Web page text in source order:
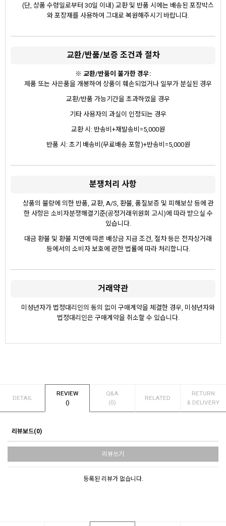
(단, 상품 수령일로부터 30일 이내) 교환 및 반품 시에는 배송된 포장박스
와 포장재를 사용하여 그대로 복원해주시기 바랍니다.
교환/반품/보증 조건과 절차
※ 교환/반품이 불가한 경우:
제품 또는 사은품을 개봉하여 상품이 훼손되었거나 일부가 분실된 경우
교환/반품 가능기간을 초과하였을 경우
기타 사용자의 과실이 인정되는 경우
교환 시: 반송비+재발송비=5,000원
반품 시: 초기 배송비(무료배송 포함)+반송비=5,000원
분쟁처리 사항
상품의 불량에 의한 반품, 교환, A/S, 환불, 품질보증 및 피해보상 등에 관
한 사항은 소비자분쟁해결기준(공정거래위원회 고시)에 따라 받으실 수
있습니다.
대금 환불 및 환불 지연에 따른 배상금 지급 조건, 절차 등은 전자상거래
등에서의 소비자 보호에 관한 법률에 따라 처리합니다.
거래약관
미성년자가 법정대리인의 동의 없이 구매계약을 체결한 경우, 미성년자와
법정대리인은 구매계약을 취소할 수 있습니다.
DETAIL
REVIEW
()
Q&A
(0)
RELATED
RETURN
& DELIVERY
리뷰보드(0)
리뷰쓰기
등록된 리뷰가 없습니다.